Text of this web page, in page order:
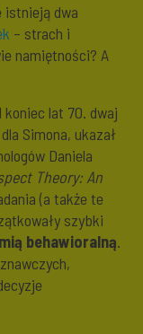
istnieją dwa
– strach i
namiętności? A
koniec lat 70. dwaj
Simona, ukazał
Daniela
Theory: An
(a także te
szybki
behawioralną.